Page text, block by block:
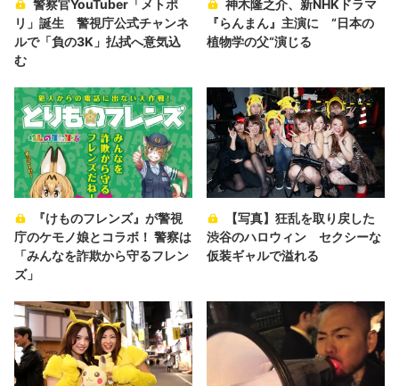
警察官YouTuber「メトポ
リ」誕生 警視庁公式チャンネ
ルで「負の3K」払拭へ意気込
む
神木隆之介、新NHKドラマ
『らんまん』主演に “日本の
植物学の父“演じる
『けものフレンズ』が警視
庁のケモノ娘とコラボ！ 警察は
「みんなを詐欺から守るフレン
ズ」
【写真】狂乱を取り戻した
渋谷のハロウィン セクシーな
仮装ギャルで溢れる